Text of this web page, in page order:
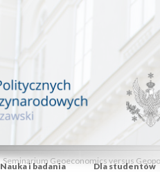
Nauka i badania Dla studentów
Seminarium Geoeconomics versus